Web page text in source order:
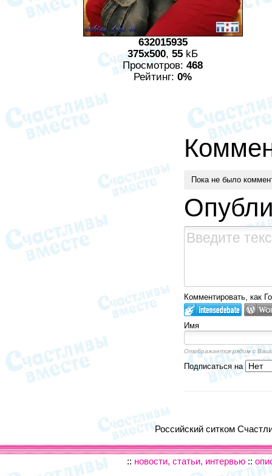
632015935
375x500, 55 kБ
Просмотров: 468
Рейтинг: 0%
Пока не было
Комментировать, как
Имя
Отображается рядом с
Подписаться на
Российский ситком
:: новости, статьи, интервью ::